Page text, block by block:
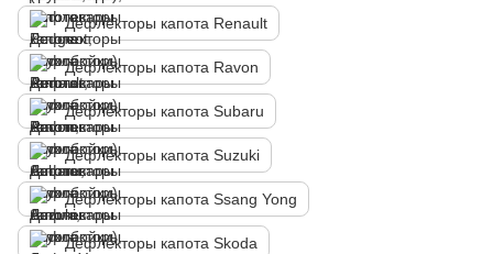
Дефлекторы капота Renault
Дефлекторы капота Ravon
Дефлекторы капота Subaru
Дефлекторы капота Suzuki
Дефлекторы капота Ssang Yong
Дефлекторы капота Skoda